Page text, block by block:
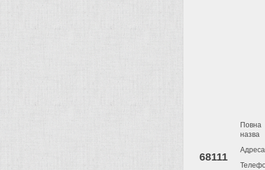
68111
Повна
назва
Адреса